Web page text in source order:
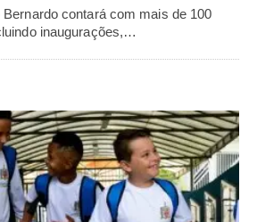
contará com mais de 100
inaugurações,…